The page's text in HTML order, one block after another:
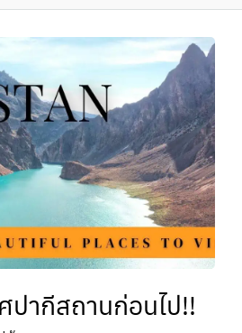
ปากีสถานก่อนไป!!